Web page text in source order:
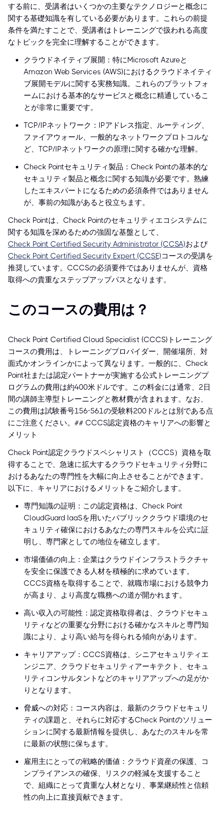
する前に、受講者はいくつかの主要なテクノロジーと概念に
関する基礎知識を有している必要があります。これらの前提
条件を満たすことで、受講者はトレーニングで扱われる高度
なトピックを完全に理解することができます。
クラウドネイティブ展開：特にMicrosoft Azureと
Amazon Web Services (AWS)におけるクラウドネイティ
ブ展開モデルに関する実務知識。これらのプラットフォ
ームにおける基本的なサービスと概念に精通しているこ
とが非常に重要です。
TCP/IPネットワーク：IPアドレス指定、ルーティング、
ファイアウォール、一般的なネットワークプロトコルな
ど、TCP/IPネットワークの原理に関する確かな理解。
Check Pointセキュリティ製品：Check Pointの基本的な
セキュリティ製品と概念に関する知識が必要です。熟練
したエキスパートになるための必須条件ではありません
が、事前の知識があると役立ちます。
Check Pointは、Check Pointのセキュリティエコシステムに
関する知識を深めるための強固な基盤として、
Check Point Certified Security Administrator (CCSA)および
Check Point Certified Security Expert (CCSE)コースの受講を
推奨しています。CCCSの必須要件ではありませんが、資格
取得への貴重なステップアップパスとなります。
このコースの費用は？
Check Point Certified Cloud Specialist (CCCS)トレーニング
コースの費用は、トレーニングプロバイダー、開催場所、対
面式かオンラインかによって異なります。一般的に、Check
Point社または認定パートナーが実施する公式トレーニングプ
ログラムの費用は約400米ドルです。この料金には通常、2日
間の講師主導型トレーニングと教材費が含まれます。なお、
この費用は試験番号156-561の受験料200ドルとは別である点
にご注意ください。## CCCS認定資格のキャリアへの影響と
メリット
Check Point認定クラウドスペシャリスト（CCCS）資格を取
得することで、急速に拡大するクラウドセキュリティ分野に
おけるあなたの専門性を大幅に向上させることができます。
以下に、キャリアにおけるメリットをご紹介します。
専門知識の証明：この認定資格は、Check Point
CloudGuard IaaSを用いたパブリッククラウド環境のセ
キュリティ確保におけるあなたの専門スキルを公式に証
明し、専門家としての地位を確立します。
市場価値の向上：企業はクラウドインフラストラクチャ
を安全に保護できる人材を積極的に求めています。
CCCS資格を取得することで、就職市場における競争力
が高まり、より高度な職務への道が開かれます。
高い収入の可能性：認定資格取得者は、クラウドセキュ
リティなどの重要な分野における確かなスキルと専門知
識により、より高い給与を得られる傾向があります。
キャリアアップ：CCCS資格は、シニアセキュリティエ
ンジニア、クラウドセキュリティアーキテクト、セキュ
リティコンサルタントなどのキャリアアップへの足がか
りとなります。
脅威への対応：コース内容は、最新のクラウドセキュリ
ティの課題と、それらに対応するCheck Pointのソリュー
ションに関する最新情報を提供し、あなたのスキルを常
に最新の状態に保ちます。
雇用主にとっての戦略的価値：クラウド資産の保護、コ
ンプライアンスの確保、リスクの軽減を支援すること
で、組織にとって貴重な人材となり、事業継続性と信頼
性の向上に直接貢献できます。